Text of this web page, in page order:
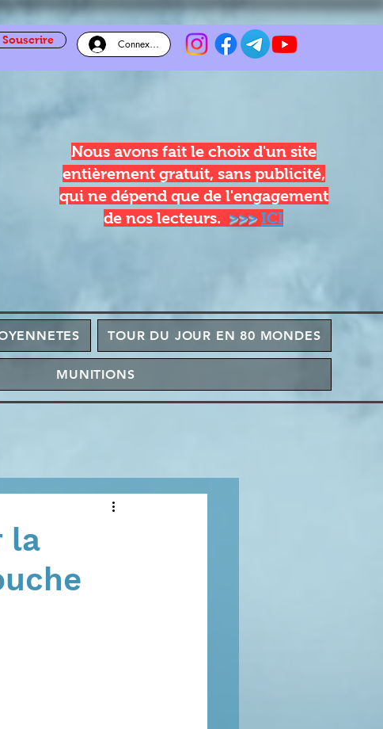
Souscrire Connexion
Nous avons fait le choix d'un site
entièrement gratuit, sans publicité,
qui ne dépend que de l'engagement
de nos lecteurs. >>> ICI
TOUR DU JOUR EN 80 MONDES
MUNITIONS
la